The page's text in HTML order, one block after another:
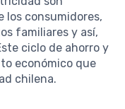
los consumidores,
familiares y así,
ciclo de ahorro y
económico que
chilena.